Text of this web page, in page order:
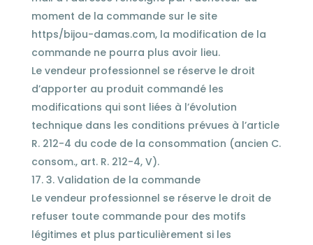
moment de la commande sur le site
https/bijou-damas.com, la modification de la
commande ne pourra plus avoir lieu.
Le vendeur professionnel se réserve le droit
d’apporter au produit commandé les
modifications qui sont liées à l’évolution
technique dans les conditions prévues à l’article
R. 212-4 du code de la consommation (ancien C.
consom., art. R. 212-4, V).
3. Validation de la commande
Le vendeur professionnel se réserve le droit de
refuser toute commande pour des motifs
légitimes et plus particulièrement si les